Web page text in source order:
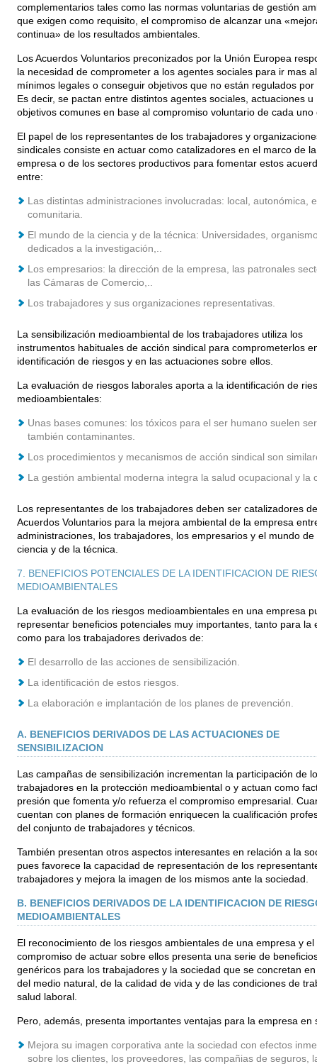
complementarios tales como las normas voluntarias de gestión
que exigen como requisito, el compromiso de alcanzar una
continua» de los resultados ambientales.
Los Acuerdos Voluntarios preconizados por la Unión Europea
la necesidad de comprometer a los agentes sociales para ir mas
mínimos legales o conseguir objetivos que no están regulados por
Es decir, se pactan entre distintos agentes sociales, actuaciones u
objetivos comunes en base al compromiso voluntario de cada uno
El papel de los representantes de los trabajadores y
sindicales consiste en actuar como catalizadores en el marco de la
empresa o de los sectores productivos para fomentar estos
entre:
Las distintas administraciones involucradas: local, autonómica,
comunitaria.
El mundo de la ciencia y de la técnica: Universidades,
dedicados a la investigación,..
Los empresarios: la dirección de la empresa, las patronales
las Cámaras de Comercio,..
Los trabajadores y sus organizaciones representativas.
La sensibilización medioambiental de los trabajadores utiliza los
instrumentos habituales de acción sindical para comprometerlos
identificación de riesgos y en las actuaciones sobre ellos.
La evaluación de riesgos laborales aporta a la identificación de
medioambientales:
Unas bases comunes: los tóxicos para el ser humano suelen ser
también contaminantes.
Los procedimientos y mecanismos de acción sindical son
La gestión ambiental moderna integra la salud ocupacional y la
Los representantes de los trabajadores deben ser catalizadores de
Acuerdos Voluntarios para la mejora ambiental de la empresa
administraciones, los trabajadores, los empresarios y el mundo de
ciencia y de la técnica.
7. BENEFICIOS POTENCIALES DE LA IDENTIFICACION DE
MEDIOAMBIENTALES
La evaluación de los riesgos medioambientales en una empresa
representar beneficios potenciales muy importantes, tanto para la
como para los trabajadores derivados de:
El desarrollo de las acciones de sensibilización.
La identificación de estos riesgos.
La elaboración e implantación de los planes de prevención.
A. BENEFICIOS DERIVADOS DE LAS ACTUACIONES DE
SENSIBILIZACION
Las campañas de sensibilización incrementan la participación de
trabajadores en la protección medioambiental o y actuan como
presión que fomenta y/o refuerza el compromiso empresarial.
cuentan con planes de formación enriquecen la cualificación
del conjunto de trabajadores y técnicos.
También presentan otros aspectos interesantes en relación a la
pues favorece la capacidad de representación de los
trabajadores y mejora la imagen de los mismos ante la sociedad.
B. BENEFICIOS DERIVADOS DE LA IDENTIFICACION DE
MEDIOAMBIENTALES
El reconocimiento de los riesgos ambientales de una empresa y el
compromiso de actuar sobre ellos presenta una serie de
genéricos para los trabajadores y la sociedad que se concretan
del medio natural, de la calidad de vida y de las condiciones de
salud laboral.
Pero, además, presenta importantes ventajas para la empresa en
Mejora su imagen corporativa ante la sociedad con efectos
sobre los clientes, los proveedores, las compañias de seguros,